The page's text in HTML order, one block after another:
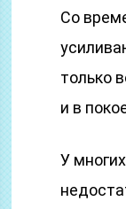
Со
только
и в
У